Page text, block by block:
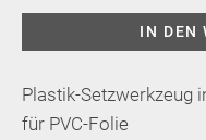
gerade
IN DEN
Plastik-Setzwerkzeug
für PVC-Folie